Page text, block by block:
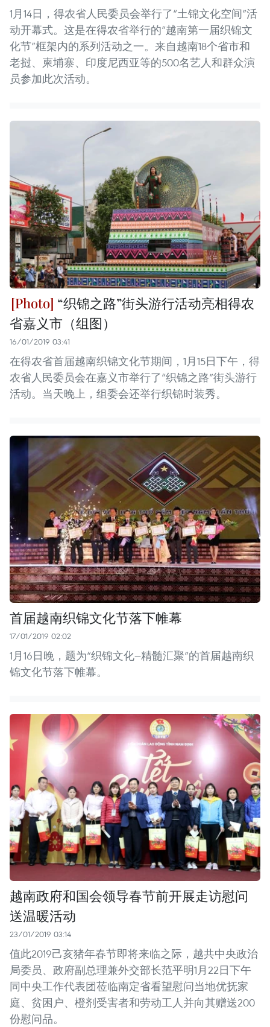
1月14日，得农省人民委员会举行了“土锦文化空间”活
动开幕式。这是在得农省举行的“越南第一届织锦文
化节”框架内的系列活动之一。来自越南18个省市和
老挝、柬埔寨、印度尼西亚等的500名艺人和群众演
员参加此次活动。
“织锦之路”街头游行活动亮相得农
省嘉义市（组图）
16/01/2019 03:41
在得农省首届越南织锦文化节期间，1月15日下午，得
农省人民委员会在嘉义市举行了“织锦之路”街头游行
活动。当天晚上，组委会还举行织锦时装秀。
首届越南织锦文化节落下帷幕
17/01/2019 02:02
1月16日晚，题为“织锦文化—精髓汇聚”的首届越南织
锦文化节落下帷幕。
越南政府和国会领导春节前开展走访慰问
送温暖活动
23/01/2019 03:14
值此2019己亥猪年春节即将来临之际，越共中央政治
局委员、政府副总理兼外交部长范平明1月22日下午
同中央工作代表团莅临南定省看望慰问当地优抚家
庭、贫困户、橙剂受害者和劳动工人并向其赠送200
份慰问品。